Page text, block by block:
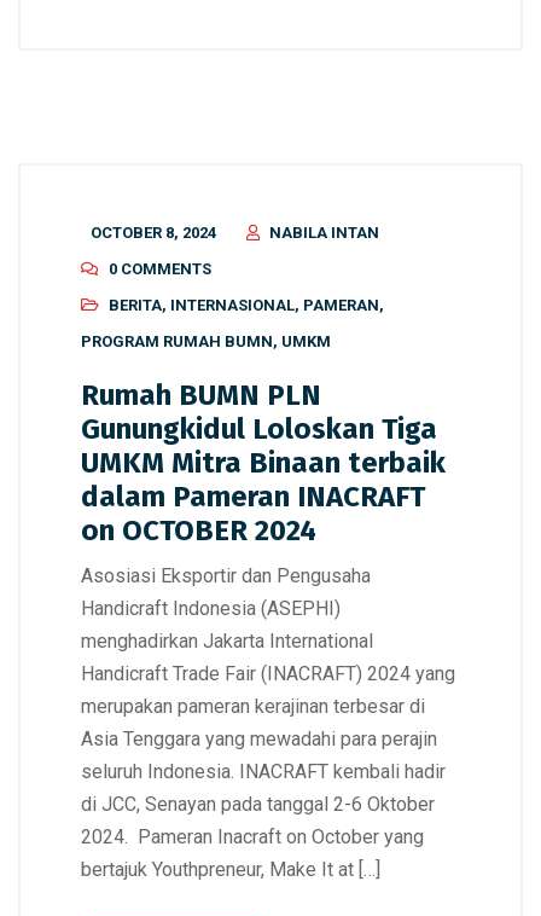
OCTOBER 8, 2024
NABILA INTAN
0 COMMENTS
BERITA, INTERNASIONAL, PAMERAN,
PROGRAM RUMAH BUMN, UMKM
Rumah BUMN PLN
Gunungkidul Loloskan Tiga
UMKM Mitra Binaan terbaik
dalam Pameran INACRAFT
on OCTOBER 2024
Asosiasi Eksportir dan Pengusaha
Handicraft Indonesia (ASEPHI)
menghadirkan Jakarta International
Handicraft Trade Fair (INACRAFT) 2024 yang
merupakan pameran kerajinan terbesar di
Asia Tenggara yang mewadahi para perajin
seluruh Indonesia. INACRAFT kembali hadir
di JCC, Senayan pada tanggal 2-6 Oktober
2024. Pameran Inacraft on October yang
bertajuk Youthpreneur, Make It at […]